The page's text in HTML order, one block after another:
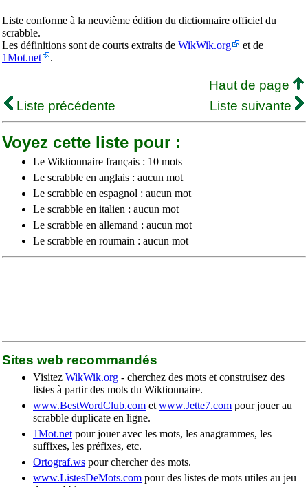
Liste conforme à la neuvième édition du dictionnaire officiel du
scrabble.
Les définitions sont de courts extraits de WikWik.org
et de
1Mot.net
.
Haut de page
Liste précédente
Liste suivante
Voyez cette liste pour :
Le Wiktionnaire français : 10 mots
Le scrabble en anglais : aucun mot
Le scrabble en espagnol : aucun mot
Le scrabble en italien : aucun mot
Le scrabble en allemand : aucun mot
Le scrabble en roumain : aucun mot
Sites web recommandés
Visitez WikWik.org - cherchez des mots et construisez des
listes à partir des mots du Wiktionnaire.
www.BestWordClub.com et www.Jette7.com pour jouer au
scrabble duplicate en ligne.
1Mot.net pour jouer avec les mots, les anagrammes, les
suffixes, les préfixes, etc.
Ortograf.ws pour chercher des mots.
www.ListesDeMots.com pour des listes de mots utiles au jeu